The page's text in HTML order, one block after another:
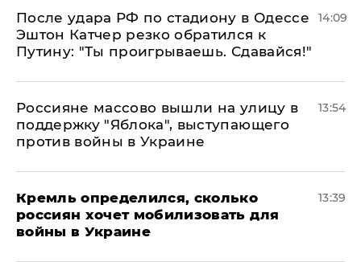
После удара РФ по стадиону в Одессе
Эштон Катчер резко обратился к
Путину: "Ты проигрываешь. Сдавайся!"
14:09
Россияне массово вышли на улицу в
поддержку "Яблока", выступающего
против войны в Украине
13:54
Кремль определился, сколько
россиян хочет мобилизовать для
войны в Украине
13:39